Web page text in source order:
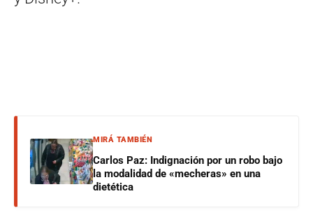
MIRÁ TAMBIÉN
Carlos Paz: Indignación por un robo bajo
la modalidad de «mecheras» en una
dietética